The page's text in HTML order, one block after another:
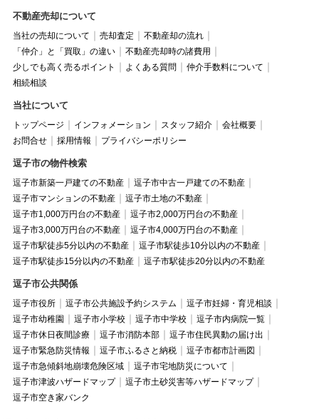
不動産売却について
当社の売却について 売却査定
不動産却の流れ
「仲介」と「買取」の違い
不動産売却時の諸費用
少しでも高く売るポイント
よくある質問
仲介手数料について
相続相談
当社について
トップページ インフォメーション スタッフ紹介
会社概要
お問合せ
採用情報 プライバシーポリシー
逗子市の物件検索
逗子市新築一戸建ての不動産
逗子市中古一戸建ての不動産
逗子市マンションの不動産
逗子市土地の不動産
逗子市1,000万円台の不動産
逗子市2,000万円台の不動産
逗子市3,000万円台の不動産
逗子市4,000万円台の不動産
逗子市駅徒歩5分以内の不動産
逗子市駅徒歩10分以内の不動産
逗子市駅徒歩15分以内の不動産
逗子市駅徒歩20分以内の不動産
逗子市公共関係
逗子市役所 逗子市公共施設予約システム
逗子市妊婦・育児相談
逗子市幼稚園
逗子市小学校 逗子市中学校
逗子市内病院一覧
逗子市休日夜間診療
逗子市消防本部
逗子市住民異動の届け出
逗子市緊急防災情報
逗子市ふるさと納税
逗子市都市計画図
逗子市急傾斜地崩壊危険区域
逗子市宅地防災について
逗子市津波ハザードマップ
逗子市土砂災害等ハザードマップ
逗子市空き家バンク